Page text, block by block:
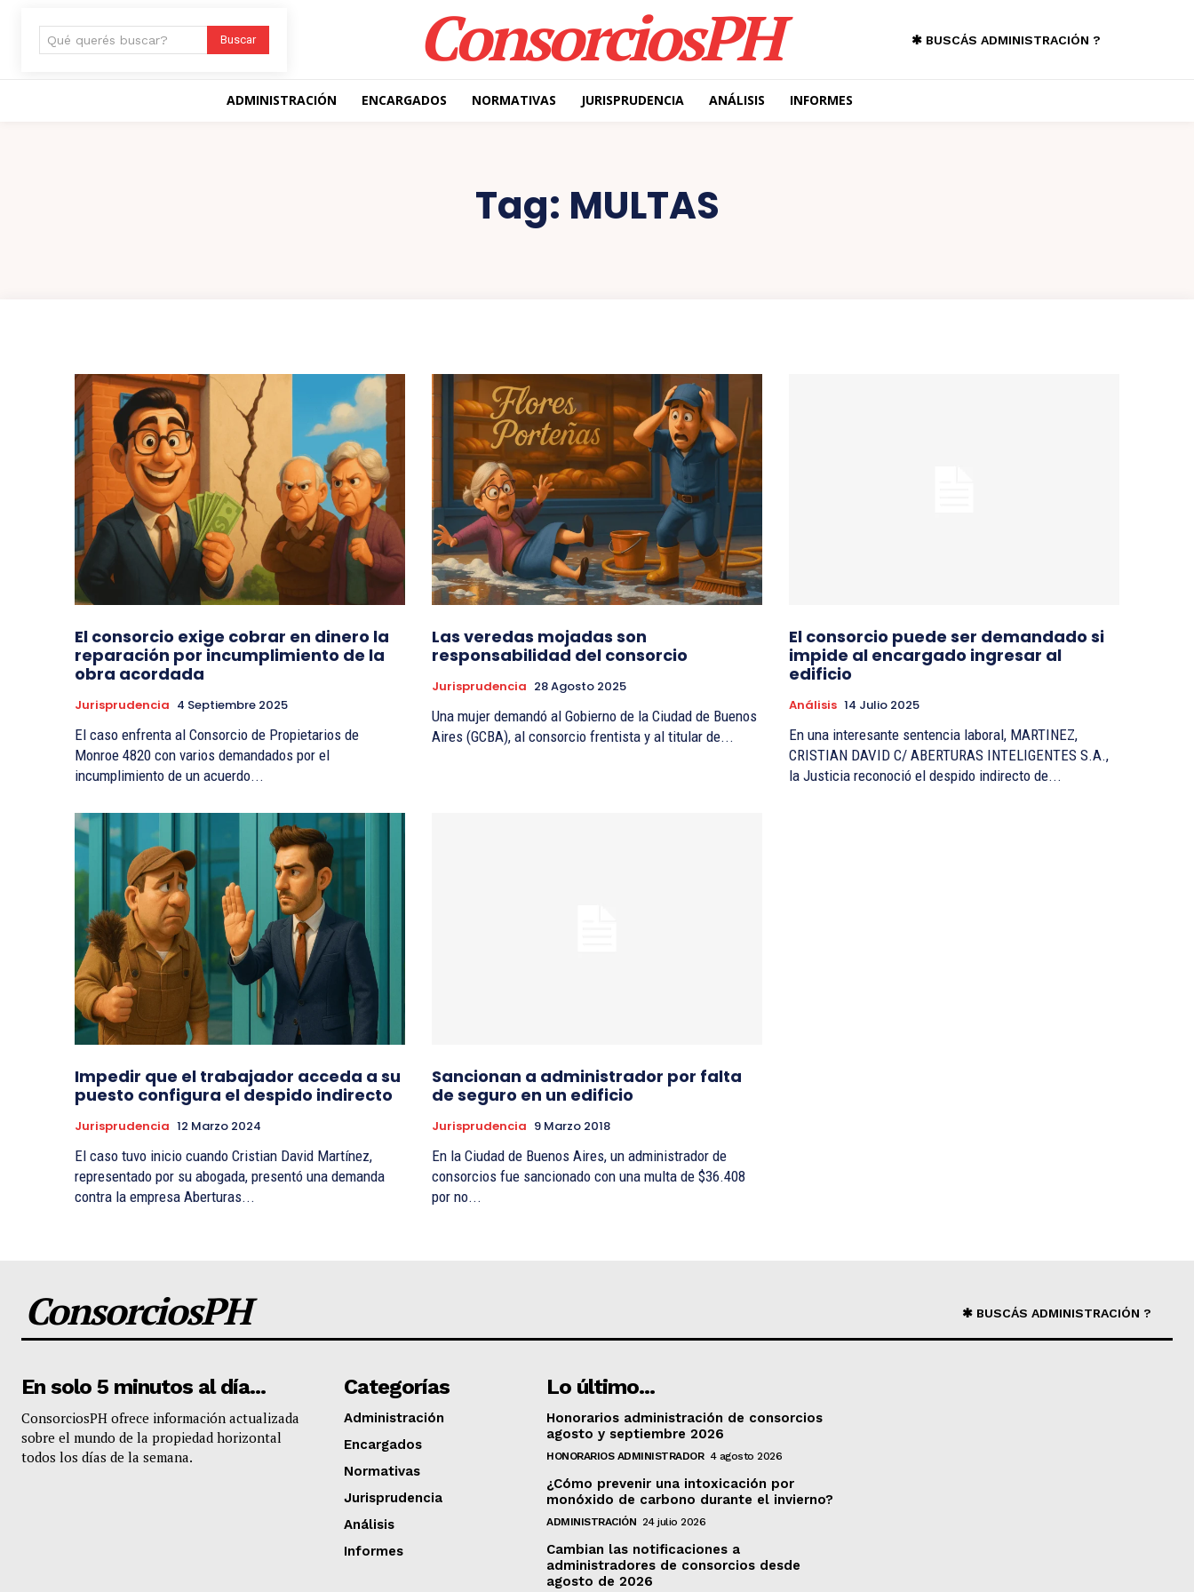
Qué querés buscar? Buscar ConsorciosPH ✱ BUSCÁS ADMINISTRACIÓN ?
ADMINISTRACIÓN ENCARGADOS NORMATIVAS JURISPRUDENCIA ANÁLISIS INFORMES
Tag: MULTAS
El consorcio exige cobrar en dinero la
reparación por incumplimiento de la
obra acordada
Jurisprudencia 4 Septiembre 2025
El caso enfrenta al Consorcio de Propietarios de
Monroe 4820 con varios demandados por el
incumplimiento de un acuerdo...
Las veredas mojadas son
responsabilidad del consorcio
Jurisprudencia 28 Agosto 2025
Una mujer demandó al Gobierno de la Ciudad de Buenos
Aires (GCBA), al consorcio frentista y al titular de...
El consorcio puede ser demandado si
impide al encargado ingresar al
edificio
Análisis 14 Julio 2025
En una interesante sentencia laboral, MARTINEZ,
CRISTIAN DAVID C/ ABERTURAS INTELIGENTES S.A.,
la Justicia reconoció el despido indirecto de...
Impedir que el trabajador acceda a su
puesto configura el despido indirecto
Jurisprudencia 12 Marzo 2024
El caso tuvo inicio cuando Cristian David Martínez,
representado por su abogada, presentó una demanda
contra la empresa Aberturas...
Sancionan a administrador por falta
de seguro en un edificio
Jurisprudencia 9 Marzo 2018
En la Ciudad de Buenos Aires, un administrador de
consorcios fue sancionado con una multa de $36.408
por no...
ConsorciosPH ✱ BUSCÁS ADMINISTRACIÓN ?
En solo 5 minutos al día...
​ConsorciosPH ofrece información actualizada
sobre el mundo de la propiedad horizontal
todos los días de la semana.
Categorías
Administración
Encargados
Normativas
Jurisprudencia
Análisis
Informes
Lo último...
Honorarios administración de consorcios
agosto y septiembre 2026
HONORARIOS ADMINISTRADOR 4 agosto 2026
¿Cómo prevenir una intoxicación por
monóxido de carbono durante el invierno?
ADMINISTRACIÓN 24 julio 2026
Cambian las notificaciones a
administradores de consorcios desde
agosto de 2026